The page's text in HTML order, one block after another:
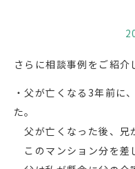
さらに相談事例をご紹介
・父が亡くなる3年前に
た。
父が亡くなった後、兄
このマンション分を差